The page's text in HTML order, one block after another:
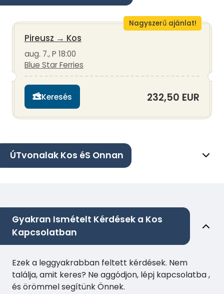
Nagyszerű ajánlat!
Pireusz → Kos
aug. 7., P 18:00
Blue Star Ferries
Keresés 232,50 EUR
ÚTvonalak Kos éS Onnan
Gyakran Ismételt Kérdések a Kos
Kapcsolatban
Ezek a leggyakrabban feltett kérdések. Nem
találja, amit keres? Ne aggódjon, lépj kapcsolatba ,
és örömmel segítünk Önnek.